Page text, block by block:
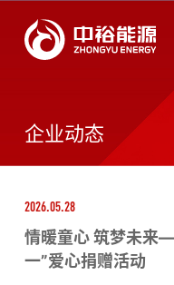
燃气业务
投资者关系
企业动态
2026.05.28
情暖童心 筑梦未来——巩义中裕燃气开展“六
一”爱心捐赠活动